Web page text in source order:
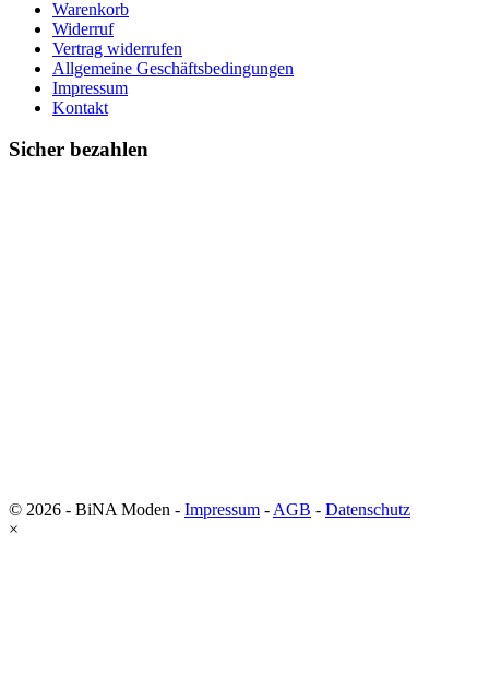
Warenkorb
Widerruf
Vertrag widerrufen
Allgemeine Geschäftsbedingungen
Impressum
Kontakt
Sicher bezahlen
© 2026 - BiNA Moden - Impressum - AGB - Datenschutz
×